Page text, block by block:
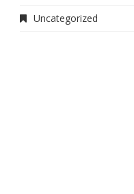
Uncategorized